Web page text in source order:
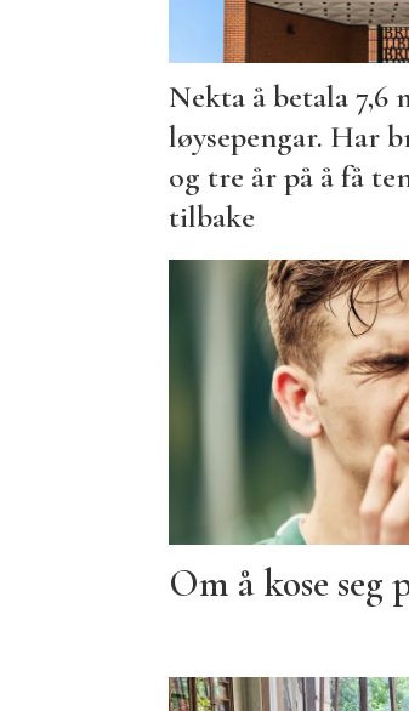
Nekta å betala 7,6
løysepengar. Har
og tre år på å få
tilbake
Om å kose